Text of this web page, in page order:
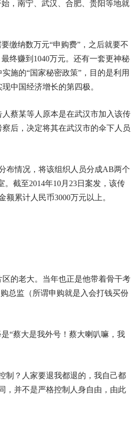
，南宁、武汉、合肥、贵阳等地就
缴纳数万元“申购费”，之后就要不
终赚到1040万元。还有一套更神秘
施的“国家秘密政策”，目的是利用
中国经济增长的第四极。
蔡某等人原本是在武汉市加入该传
后，决定将其在武汉市的伞下人员
情况，将该组织人员分成AB两个
截至2014年10月23日案发，该传
累计人民币3000万元以上。
的老大。当年也正是他带着骨干考
总监（所谓申购就是入会打钱买份
“蔡大是我外号！蔡大喇叭嘛，我
？人家要退我都退的，我自己都
，并不是严格控制人身自由，由此